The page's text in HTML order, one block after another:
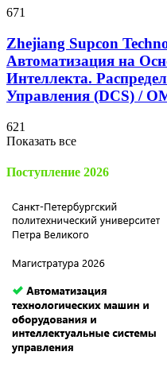
671
Zhejiang Supcon
Автоматизация на
Интеллекта.
Управления (DCS) /
621
Показать все
Поступление 2026